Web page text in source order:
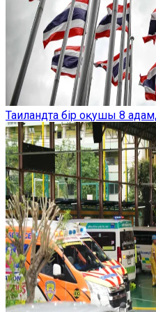
Таиландта бір оқушы 8